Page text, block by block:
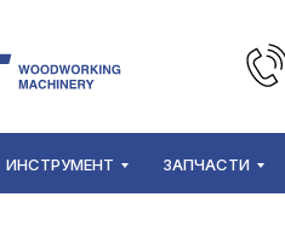
ИНСТРУМЕНТ ЗАПЧАСТИ